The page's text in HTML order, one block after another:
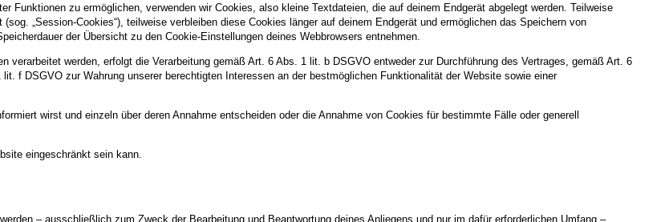
Funktionen zu ermöglichen, verwenden wir Cookies, also kleine Textdateien, die auf deinem Endgerät abgelegt werden. Teilweise
„Session-Cookies“), teilweise verbleiben diese Cookies länger auf deinem Endgerät und ermöglichen das Speichern von
der Übersicht zu den Cookie-Einstellungen deines Webbrowsers entnehmen.
verarbeitet werden, erfolgt die Verarbeitung gemäß Art. 6 Abs. 1 lit. b DSGVO entweder zur Durchführung des Vertrages, gemäß Art. 6
f DSGVO zur Wahrung unserer berechtigten Interessen an der bestmöglichen Funktionalität der Website sowie einer
wirst und einzeln über deren Annahme entscheiden oder die Annahme von Cookies für bestimmte Fälle oder generell
eingeschränkt sein kann.
– ausschließlich zum Zweck der Bearbeitung und Beantwortung deines Anliegens und nur im dafür erforderlichen Umfang –